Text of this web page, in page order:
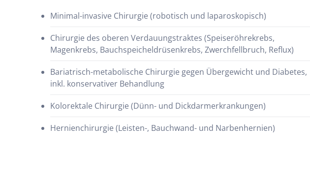
Minimal-invasive Chirurgie (robotisch und laparoskopisch)
Chirurgie des oberen Verdauungstraktes (Speiseröhrekrebs,
Magenkrebs, Bauchspeicheldrüsenkrebs, Zwerchfellbruch, Reflux)
Bariatrisch-metabolische Chirurgie gegen Übergewicht und Diabetes,
inkl. konservativer Behandlung
Kolorektale Chirurgie (Dünn- und Dickdarmerkrankungen)
Hernienchirurgie (Leisten-, Bauchwand- und Narbenhernien)